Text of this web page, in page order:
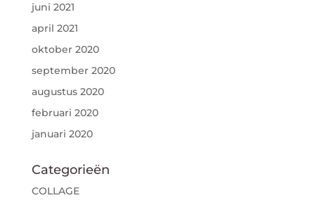
juni 2021
april 2021
oktober 2020
september 2020
augustus 2020
februari 2020
januari 2020
Categorieën
COLLAGE